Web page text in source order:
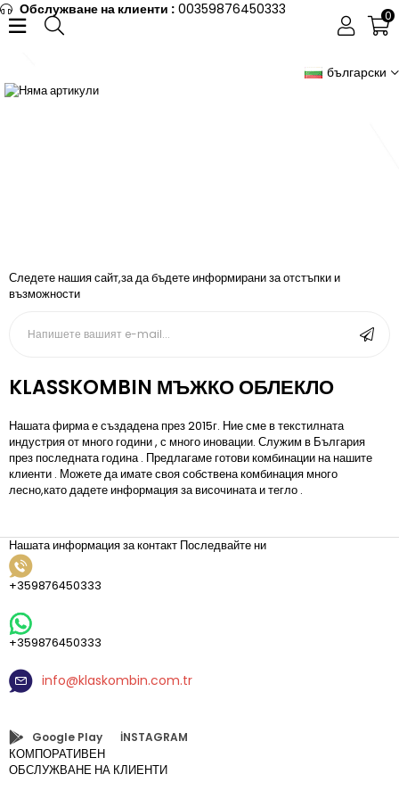
Обслужване на клиенти : 00359876450333
български
0
Следете нашия сайт,за да бъдете информирани за отстъпки и
възможности
KLASSKOMBIN МЪЖКО ОБЛЕКЛО
Нашата фирма е създадена през 2015г. Ние сме в текстилната
индустрия от много години , с много иновации. Служим в България
през последната година . Предлагаме готови комбинации на нашите
клиенти . Можете да имате своя собствена комбинация много
лесно,като дадете информация за височината и тегло .
Нашата информация за контакт
+359876450333
+359876450333
info@klaskombin.com.tr
Последвайте ни
Google Play
İNSTAGRAM
КОМПОРАТИВЕН
ОБСЛУЖВАНЕ НА КЛИЕНТИ